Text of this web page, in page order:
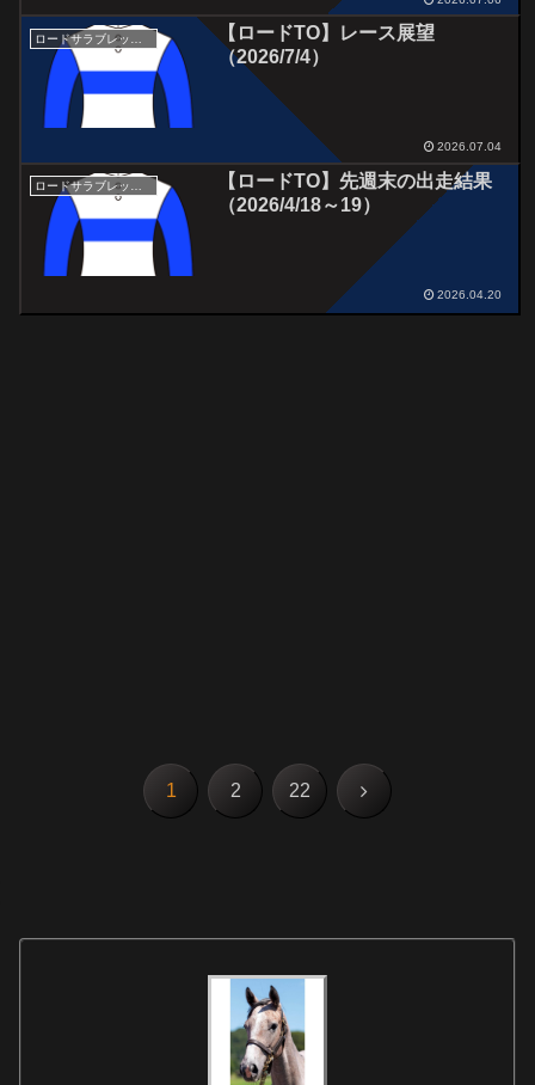
【ロードTO】レース展望
（2026/7/4）
2026.07.04
ロードサラブレッドオーナーズ
【ロードTO】先週末の出走結果
（2026/4/18～19）
2026.04.20
1 2 22 次